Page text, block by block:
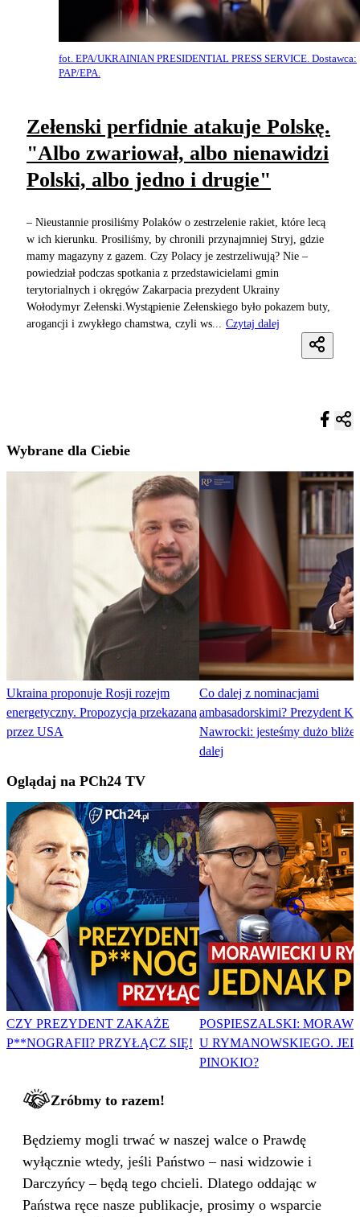
fot. EPA/UKRAINIAN PRESIDENTIAL PRESS SERVICE. Dostawca:
PAP/EPA.
Zełenski perfidnie atakuje Polskę.
"Albo zwariował, albo nienawidzi
Polski, albo jedno i drugie"
– Nieustannie prosiliśmy Polaków o zestrzelenie rakiet, które lecą
w ich kierunku. Prosiliśmy, by chronili przynajmniej Stryj, gdzie
mamy magazyny z gazem. Czy Polacy je zestrzeliwują? Nie –
powiedział podczas spotkania z przedstawicielami gmin
terytorialnych i okręgów Zakarpacia prezydent Ukrainy
Wołodymyr Zełenski.Wystąpienie Zełenskiego było pokazem buty,
arogancji i zwykłego chamstwa, czyli ws...
Czytaj dalej
Wybrane dla Ciebie
Ukraina proponuje Rosji rozejm
energetyczny. Propozycja przekazana
przez USA
Co dalej z nominacjami
ambasadorskimi? Prezydent
Nawrocki: jesteśmy dużo
dalej
Oglądaj na PCh24 TV
CZY PREZYDENT ZAKAŻE
P**NOGRAFII? PRZYŁĄCZ SIĘ!
POSPIESZALSKI:
U RYMANOWSKIEGO.
PINOKIO?
Zróbmy to razem!
Będziemy mogli trwać w naszej walce o Prawdę
wyłącznie wtedy, jeśli Państwo – nasi widzowie i
Darczyńcy – będą tego chcieli. Dlatego oddając w
Państwa ręce nasze publikacje, prosimy o wsparcie